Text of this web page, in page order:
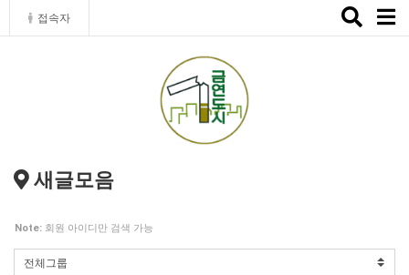
접속자
Toggle
새글모음
Note: 회원 아이디만 검색 가능